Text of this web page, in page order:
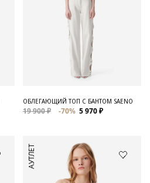
ОБЛЕГАЮЩИЙ ТОП С БАНТОМ SAENO
19 900 ₽ -70% 5 970 ₽
АУТЛЕТ